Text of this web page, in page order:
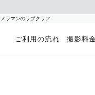
ラマンのラブグラフ
ご利用の流れ 撮影料